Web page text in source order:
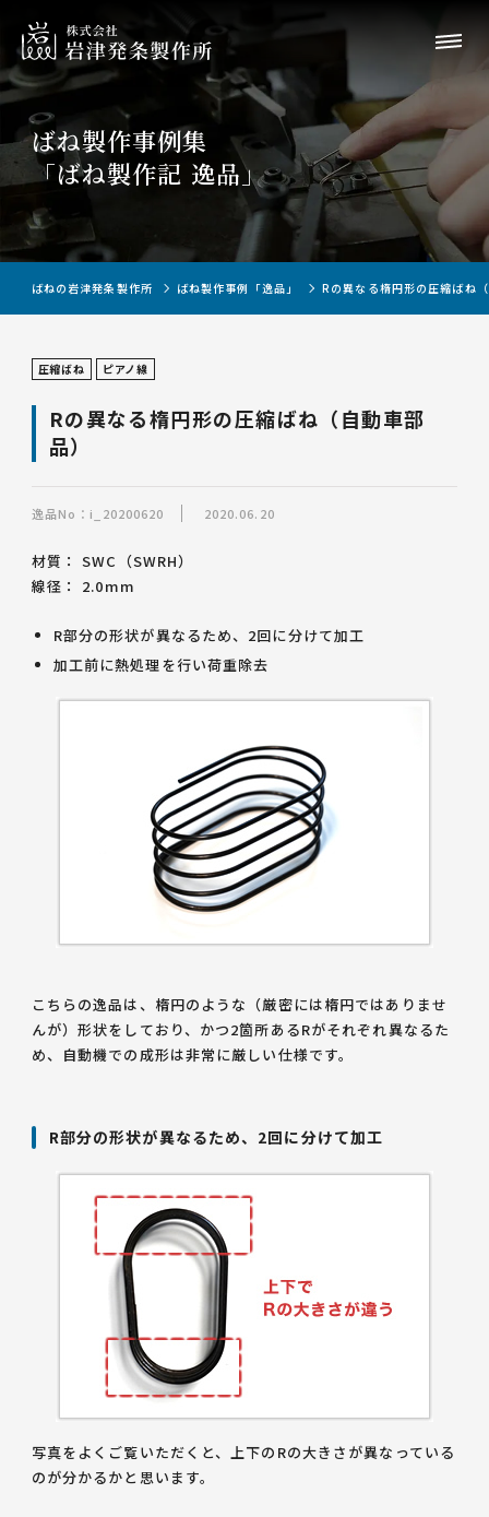
ばね製作事例集
「ばね製作記 逸品」
ばねの岩津発条製作所 ばね製作事例「逸品」 Rの異なる楕円形の圧縮ばね
圧縮ばね ピアノ線
Rの異なる楕円形の圧縮ばね（自動車部
品）
逸品No：i_20200620 2020.06.20
材質： SWC（SWRH）
線径： 2.0mm
R部分の形状が異なるため、2回に分けて加工
加工前に熱処理を行い荷重除去
こちらの逸品は、楕円のような（厳密には楕円ではありませ
んが）形状をしており、かつ2箇所あるRがそれぞれ異なるた
め、自動機での成形は非常に厳しい仕様です。
R部分の形状が異なるため、2回に分けて加工
写真をよくご覧いただくと、上下のRの大きさが異なっている
のが分かるかと思います。